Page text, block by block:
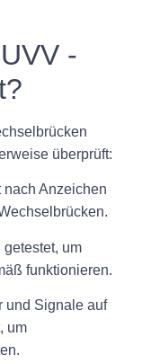
-
überprüft:
nach Anzeichen
um
funktionieren.
und Signale auf
um